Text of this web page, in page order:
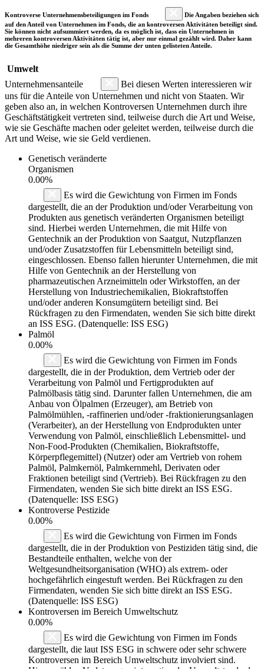
Kontroverse Unternehmensbeteiligungen im Fonds
Die Angaben beziehen sich
auf den Anteil von Unternehmen im Fonds, die an kontroversen Aktivitäten beteiligt sind.
Sie können nicht aufsummiert werden, da es möglich ist, dass ein Unternehmen in
mehreren kontroversen Aktivitäten tätig ist, aber nur einmal gezählt wird. Daher kann
die Gesamthöhe niedriger sein als die Summe der unten gelisteten Anteile.
Umwelt
Unternehmensanteile
Bei diesen Werten interessieren wir
uns für die Anteile von Unternehmen und nicht von Staaten. Wir
geben also an, in welchen Kontroversen Unternehmen durch ihre
Geschäftstätigkeit vertreten sind, teilweise durch die Art und Weise,
wie sie Geschäfte machen oder geleitet werden, teilweise durch die
Art und Weise, wie sie Geld verdienen.
Genetisch veränderte
Organismen
0.00%
Es wird die Gewichtung von Firmen im Fonds
dargestellt, die an der Produktion und/oder Verarbeitung von
Produkten aus genetisch veränderten Organismen beteiligt
sind. Hierbei werden Unternehmen, die mit Hilfe von
Gentechnik an der Produktion von Saatgut, Nutzpflanzen
und/oder Zusatzstoffen für Lebensmitteln beteiligt sind,
eingeschlossen. Ebenso fallen hierunter Unternehmen, die mit
Hilfe von Gentechnik an der Herstellung von
pharmazeutischen Arzneimitteln oder Wirkstoffen, an der
Herstellung von Industriechemikalien, Biokraftstoffen
und/oder anderen Konsumgütern beteiligt sind. Bei
Rückfragen zu den Firmendaten, wenden Sie sich bitte direkt
an ISS ESG. (Datenquelle: ISS ESG)
Palmöl
0.00%
Es wird die Gewichtung von Firmen im Fonds
dargestellt, die in der Produktion, dem Vertrieb oder der
Verarbeitung von Palmöl und Fertigprodukten auf
Palmölbasis tätig sind. Darunter fallen Unternehmen, die am
Anbau von Ölpalmen (Erzeuger), am Betrieb von
Palmölmühlen, -raffinerien und/oder -fraktionierungsanlagen
(Verarbeiter), an der Herstellung von Endprodukten unter
Verwendung von Palmöl, einschließlich Lebensmittel- und
Non-Food-Produkten (Chemikalien, Biokraftstoffe,
Körperpflegemittel) (Nutzer) oder am Vertrieb von rohem
Palmöl, Palmkernöl, Palmkernmehl, Derivaten oder
Fraktionen beteiligt sind (Vertrieb). Bei Rückfragen zu den
Firmendaten, wenden Sie sich bitte direkt an ISS ESG.
(Datenquelle: ISS ESG)
Kontroverse Pestizide
0.00%
Es wird die Gewichtung von Firmen im Fonds
dargestellt, die in der Produktion von Pestiziden tätig sind, die
Bestandteile enthalten, welche von der
Weltgesundheitsorganisation (WHO) als extrem- oder
hochgefährlich eingestuft werden. Bei Rückfragen zu den
Firmendaten, wenden Sie sich bitte direkt an ISS ESG.
(Datenquelle: ISS ESG)
Kontroversen im Bereich Umweltschutz
0.00%
Es wird die Gewichtung von Firmen im Fonds
dargestellt, die laut ISS ESG in schwere oder sehr schwere
Kontroversen im Bereich Umweltschutz involviert sind.